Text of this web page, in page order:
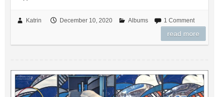
Katrin December 10, 2020 Albums 1 Comment
read more